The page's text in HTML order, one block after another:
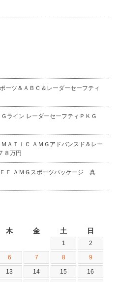
ーツ＆ＡＢＣ＆レーダーセーフティ
ライン レーダーセーフティＰＫＧ
ＡＴＩＣ ＡＭＧアドバンスド＆レー
８万円
Ｆ ＡＭＧスポーツパッケージ 真
木 金 土 日
1 2
6 7 8 9
13 14 15 16